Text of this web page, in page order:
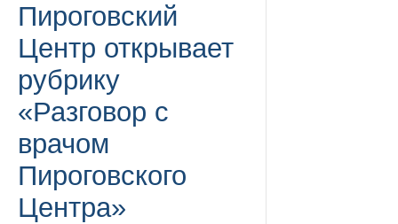
Пироговский
Центр открывает
рубрику
«Разговор с
врачом
Пироговского
Центра»